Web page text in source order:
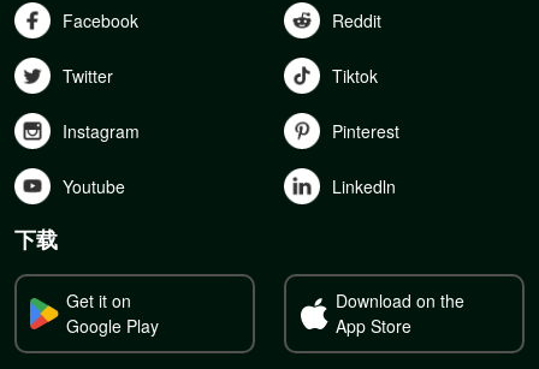
Facebook Reddit
Twitter Tiktok
Instagram Pinterest
Youtube Linkedln
下载
Get it on
Google Play
Download on the
App Store